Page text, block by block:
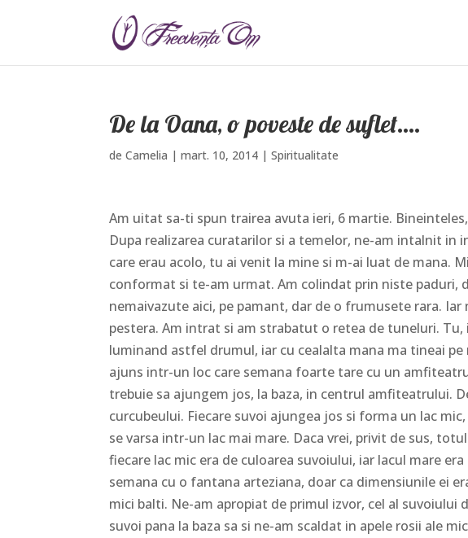
De la Oana, o poveste de suflet….
deCamelia |mart. 10, 2014 |Spiritualitate
Am uitat sa-ti spun trairea avuta ieri, 6 martie.
Dupa realizarea curatarilor si a temelor, ne-am intalnit
care erau acolo, tu ai venit la mine si m-ai luat de mana.
conformat si te-am urmat. Am colindat prin niste paduri,
nemaivazute aici, pe pamant, dar de o frumusete rara.
pestera. Am intrat si am strabatut o retea de tuneluri.
luminand astfel drumul, iar cu cealalta mana ma tineai
ajuns intr-un loc care semana foarte tare cu un
trebuie sa ajungem jos, la baza, in centrul amfiteatrului.
curcubeului. Fiecare suvoi ajungea jos si forma un lac
se varsa intr-un lac mai mare. Daca vrei, privit de sus,
fiecare lac mic era de culoarea suvoiului, iar lacul mare
semana cu o fantana arteziana, doar ca dimensiunile ei
mici balti. Ne-am apropiat de primul izvor, cel al
suvoi pana la baza sa si ne-am scaldat in apele rosii ale